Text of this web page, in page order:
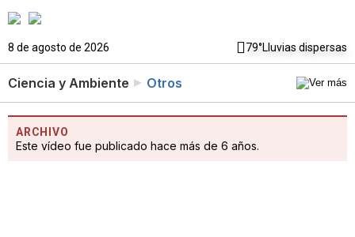
8 de agosto de 2026 79°Lluvias dispersas
Ciencia y Ambiente Otros
ARCHIVO
Este vídeo fue publicado hace más de 6 años.